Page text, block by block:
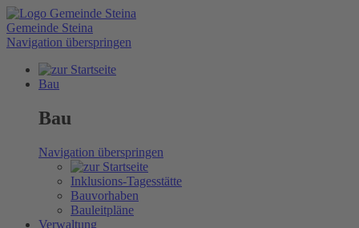
Gemeinde Steina
Navigation überspringen
Bau
Bau
Navigation überspringen
Inklusions-Tagesstätte
Bauvorhaben
Bauleitpläne
Verwaltung